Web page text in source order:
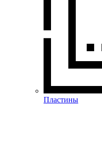
Пластины